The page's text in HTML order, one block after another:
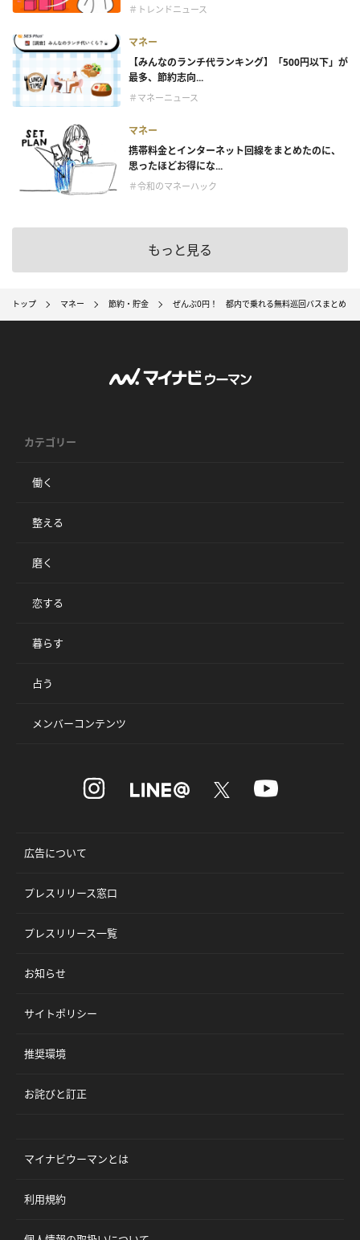
＃トレンドニュース
マネー
【みんなのランチ代ランキング】「500円以下」が
最多、節約志向...
＃マネーニュース
マネー
携帯料金とインターネット回線をまとめたのに、
思ったほどお得にな...
＃令和のマネーハック
もっと見る
トップ マネー 節約・貯金 ぜんぶ0円！ 都内で乗れる無料巡回バスまとめ
カテゴリー
働く
整える
磨く
恋する
暮らす
占う
メンバーコンテンツ
広告について
プレスリリース窓口
プレスリリース一覧
お知らせ
サイトポリシー
推奨環境
お詫びと訂正
マイナビウーマンとは
利用規約